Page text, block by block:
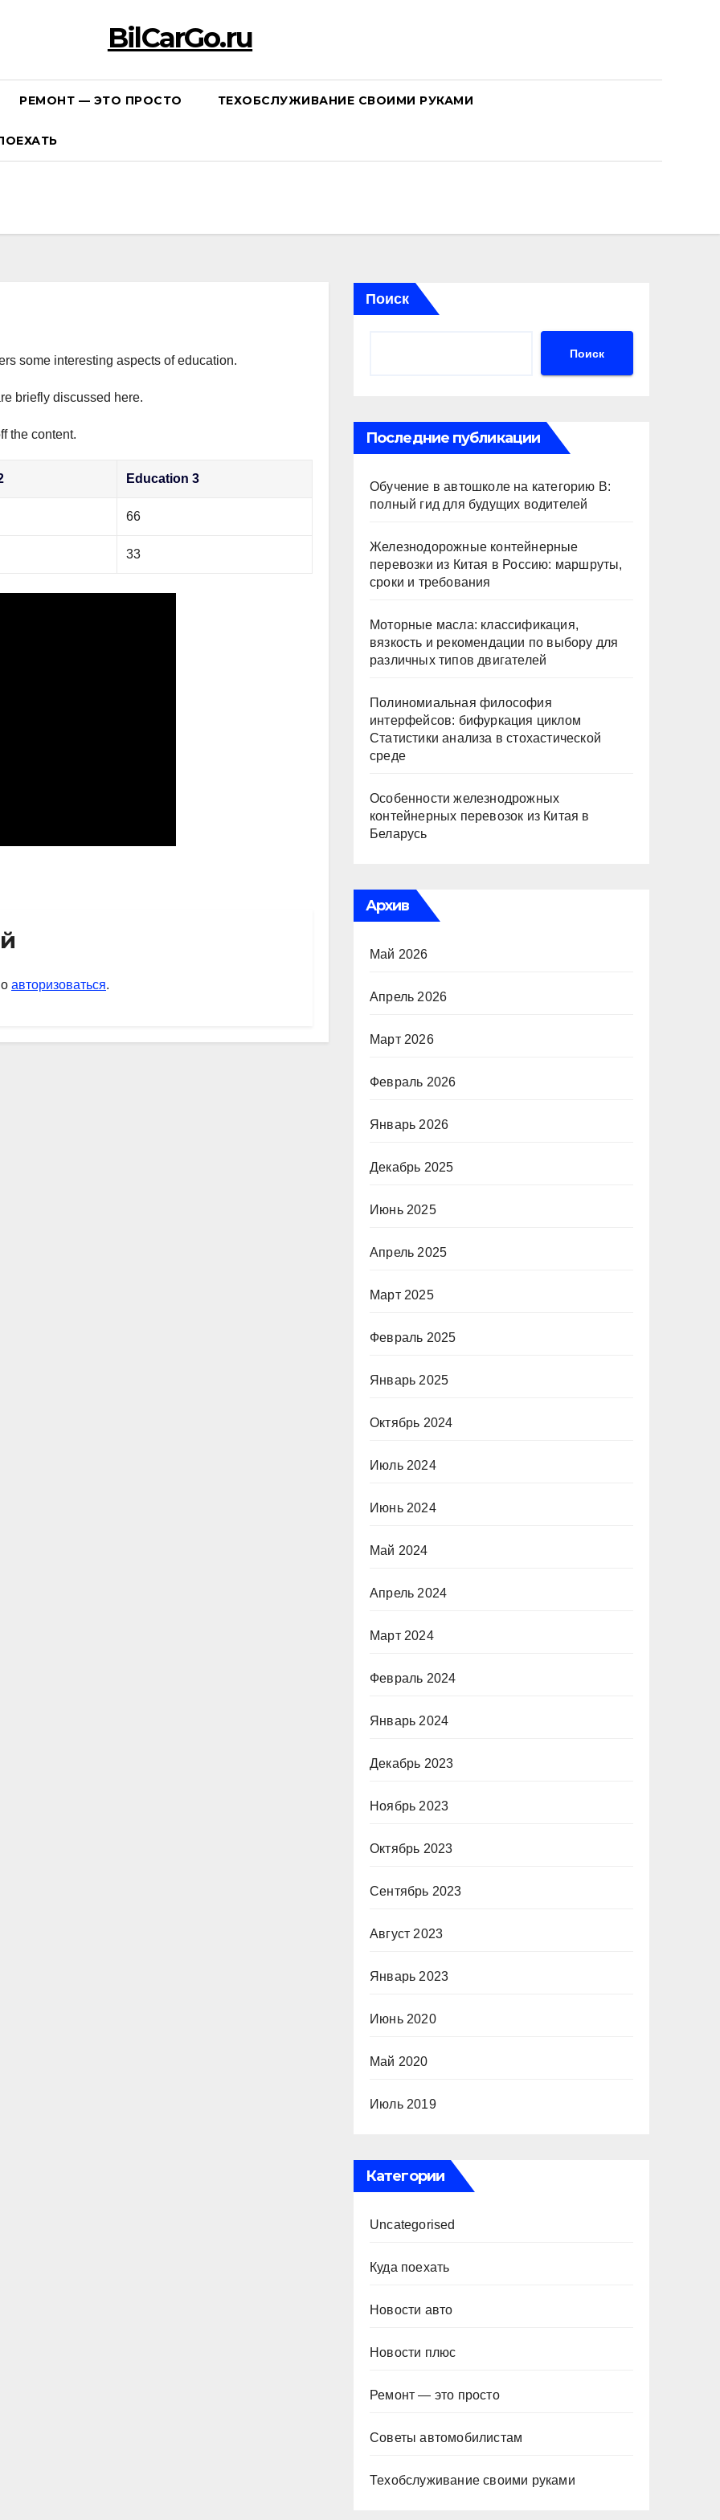
BilCarGo.ru
РЕМОНТ — ЭТО ПРОСТО ТЕХОБСЛУЖИВАНИЕ СВОИМИ РУКАМИ
some interesting aspects of education.
briefly discussed here.
the content.
Education 3
66
33
авторизоваться.
Поиск
Поиск
Последние публикации
Обучение в автошколе на категорию В:
полный гид для будущих водителей
Железнодорожные контейнерные
перевозки из Китая в Россию: маршруты,
сроки и требования
Моторные масла: классификация,
вязкость и рекомендации по выбору для
различных типов двигателей
Полиномиальная философия
интерфейсов: бифуркация циклом
Статистики анализа в стохастической
среде
Особенности железнодрожных
контейнерных перевозок из Китая в
Беларусь
Архив
Май 2026
Апрель 2026
Март 2026
Февраль 2026
Январь 2026
Декабрь 2025
Июнь 2025
Апрель 2025
Март 2025
Февраль 2025
Январь 2025
Октябрь 2024
Июль 2024
Июнь 2024
Май 2024
Апрель 2024
Март 2024
Февраль 2024
Январь 2024
Декабрь 2023
Ноябрь 2023
Октябрь 2023
Сентябрь 2023
Август 2023
Январь 2023
Июнь 2020
Май 2020
Июль 2019
Категории
Uncategorised
Куда поехать
Новости авто
Новости плюс
Ремонт — это просто
Советы автомобилистам
Техобслуживание своими руками